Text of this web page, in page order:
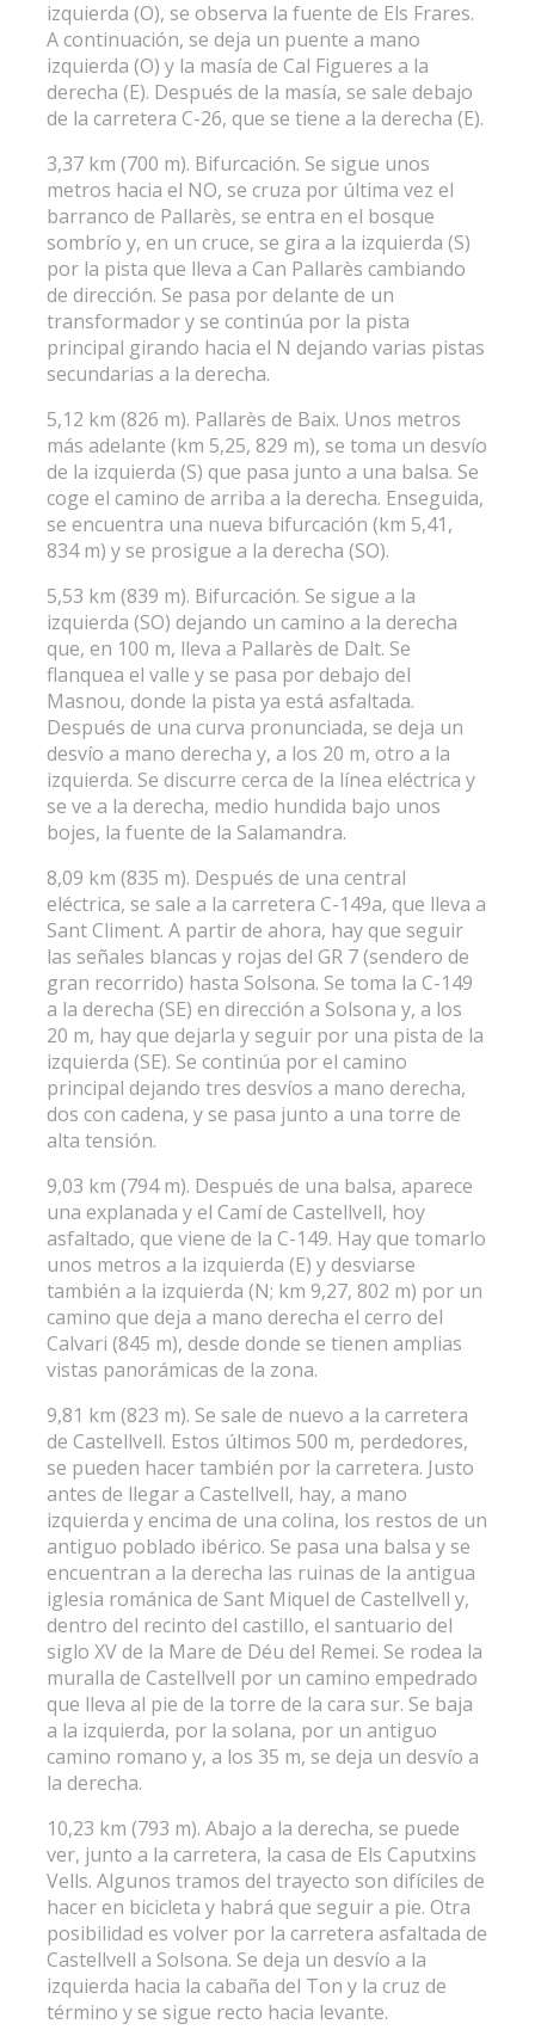
izquierda (O), se observa la fuente de Els Frares.
A continuación, se deja un puente a mano
izquierda (O) y la masía de Cal Figueres a la
derecha (E). Después de la masía, se sale debajo
de la carretera C-26, que se tiene a la derecha (E).
3,37 km (700 m). Bifurcación. Se sigue unos
metros hacia el NO, se cruza por última vez el
barranco de Pallarès, se entra en el bosque
sombrío y, en un cruce, se gira a la izquierda (S)
por la pista que lleva a Can Pallarès cambiando
de dirección. Se pasa por delante de un
transformador y se continúa por la pista
principal girando hacia el N dejando varias pistas
secundarias a la derecha.
5,12 km (826 m). Pallarès de Baix. Unos metros
más adelante (km 5,25, 829 m), se toma un desvío
de la izquierda (S) que pasa junto a una balsa. Se
coge el camino de arriba a la derecha. Enseguida,
se encuentra una nueva bifurcación (km 5,41,
834 m) y se prosigue a la derecha (SO).
5,53 km (839 m). Bifurcación. Se sigue a la
izquierda (SO) dejando un camino a la derecha
que, en 100 m, lleva a Pallarès de Dalt. Se
flanquea el valle y se pasa por debajo del
Masnou, donde la pista ya está asfaltada.
Después de una curva pronunciada, se deja un
desvío a mano derecha y, a los 20 m, otro a la
izquierda. Se discurre cerca de la línea eléctrica y
se ve a la derecha, medio hundida bajo unos
bojes, la fuente de la Salamandra.
8,09 km (835 m). Después de una central
eléctrica, se sale a la carretera C-149a, que lleva a
Sant Climent. A partir de ahora, hay que seguir
las señales blancas y rojas del GR 7 (sendero de
gran recorrido) hasta Solsona. Se toma la C-149
a la derecha (SE) en dirección a Solsona y, a los
20 m, hay que dejarla y seguir por una pista de la
izquierda (SE). Se continúa por el camino
principal dejando tres desvíos a mano derecha,
dos con cadena, y se pasa junto a una torre de
alta tensión.
9,03 km (794 m). Después de una balsa, aparece
una explanada y el Camí de Castellvell, hoy
asfaltado, que viene de la C-149. Hay que tomarlo
unos metros a la izquierda (E) y desviarse
también a la izquierda (N; km 9,27, 802 m) por un
camino que deja a mano derecha el cerro del
Calvari (845 m), desde donde se tienen amplias
vistas panorámicas de la zona.
9,81 km (823 m). Se sale de nuevo a la carretera
de Castellvell. Estos últimos 500 m, perdedores,
se pueden hacer también por la carretera. Justo
antes de llegar a Castellvell, hay, a mano
izquierda y encima de una colina, los restos de un
antiguo poblado ibérico. Se pasa una balsa y se
encuentran a la derecha las ruinas de la antigua
iglesia románica de Sant Miquel de Castellvell y,
dentro del recinto del castillo, el santuario del
siglo XV de la Mare de Déu del Remei. Se rodea la
muralla de Castellvell por un camino empedrado
que lleva al pie de la torre de la cara sur. Se baja
a la izquierda, por la solana, por un antiguo
camino romano y, a los 35 m, se deja un desvío a
la derecha.
10,23 km (793 m). Abajo a la derecha, se puede
ver, junto a la carretera, la casa de Els Caputxins
Vells. Algunos tramos del trayecto son difíciles de
hacer en bicicleta y habrá que seguir a pie. Otra
posibilidad es volver por la carretera asfaltada de
Castellvell a Solsona. Se deja un desvío a la
izquierda hacia la cabaña del Ton y la cruz de
término y se sigue recto hacia levante.